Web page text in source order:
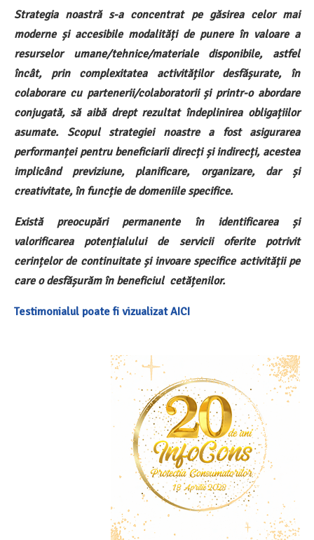
Strategia noastră s-a concentrat pe găsirea celor mai
moderne și accesibile modalități de punere în valoare a
resurselor umane/tehnice/materiale disponibile, astfel
încât, prin complexitatea activităților desfășurate, în
colaborare cu partenerii/colaboratorii și printr-o abordare
conjugată, să aibă drept rezultat îndeplinirea obligațiilor
asumate. Scopul strategiei noastre a fost asigurarea
performanței pentru beneficiarii direcți și indirecți, acestea
implicând previziune, planificare, organizare, dar și
creativitate, în funcție de domeniile specifice.
Există preocupări permanente în identificarea și
valorificarea potențialului de servicii oferite potrivit
cerințelor de continuitate și invoare specifice activității pe
care o desfășurăm în beneficiul cetățenilor.
Testimonialul poate fi vizualizat AICI